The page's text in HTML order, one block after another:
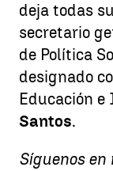
deja todas
secretario
de Política
designado
Educación
Santos.
Síguenos en